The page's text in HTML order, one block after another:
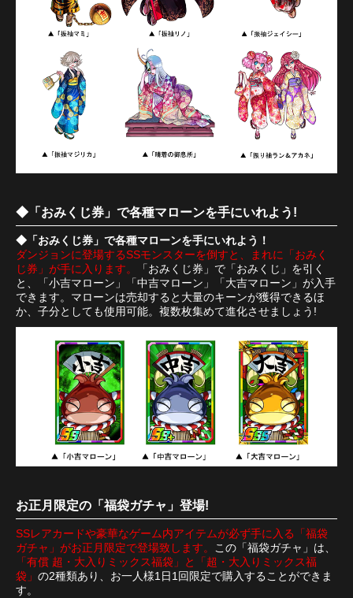
◆「おみくじ券」で各種マローンを手にいれよう!
◆「おみくじ券」で各種マローンを手にいれよう！
ダンジョンに登場するSSモンスターを倒すと、まれに「おみく
じ券」が手に入ります。
「おみくじ券」で「おみくじ」を引く
と、「小吉マローン」「中吉マローン」「大吉マローン」が入手
できます。マローンは売却すると大量のキーンが獲得できるほ
か、子分としても使用可能。複数枚集めて進化させましょう!
お正月限定の「福袋ガチャ」登場!
SSレアカードや豪華なゲーム内アイテムが必ず手に入る「福袋
ガチャ」がお正月限定で登場致します。
この「福袋ガチャ」は、
「有償 超・大入りミックス福袋」と「超・大入りミックス福
袋」 の2種類あり、お一人様1日1回限定で購入することができま
す。